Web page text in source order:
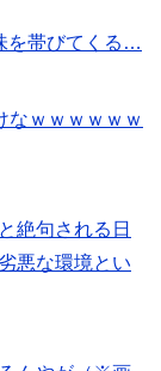
を帯びてくる…
なｗｗｗｗｗｗ
絶句される日
悪な環境とい